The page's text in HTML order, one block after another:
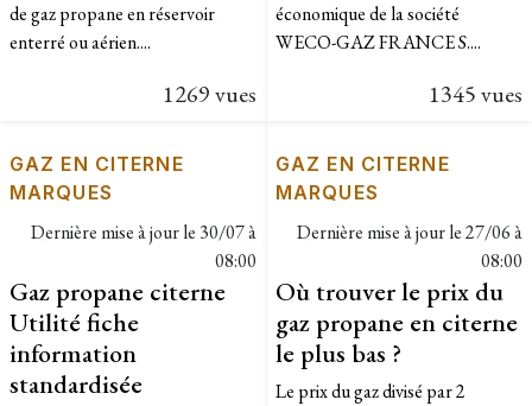
de gaz propane en réservoir
enterré ou aérien....
1269 vues
économique de la société
WECO-GAZ FRANCE S....
1345 vues
GAZ EN CITERNE
MARQUES
Dernière mise à jour le 30/07 à
08:00
Gaz propane citerne
Utilité fiche
information
standardisée
GAZ EN CITERNE
MARQUES
Dernière mise à jour le27/06 à
08:00
Où trouver le prix du
gaz propane en citerne
le plus bas ?
Le prix du gaz divisé par 2